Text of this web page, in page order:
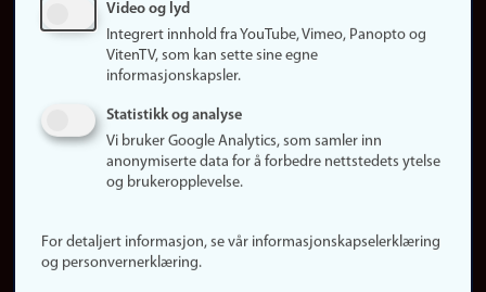
Om nettstedet
Informasjonskapsler
Personvern
Video og lyd
Integrert innhold fra YouTube, Vimeo, Panopto og
VitenTV, som kan sette sine egne
informasjonskapsler.
Statistikk og analyse
Vi bruker Google Analytics, som samler inn
anonymiserte data for å forbedre nettstedets ytelse
og brukeropplevelse.
For detaljert informasjon, se vår informasjonskapselerklæring
og personvernerklæring.